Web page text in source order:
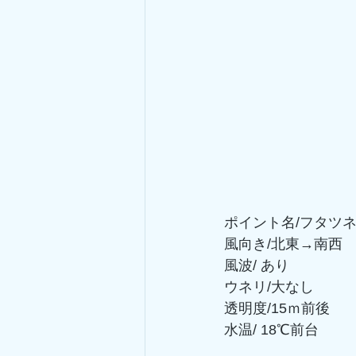
ポイント名/フタツネ
風向き/北東→南西
風波/ あり
ウネリ/大なし
透明度/15ｍ前後
水温/ 18℃前台